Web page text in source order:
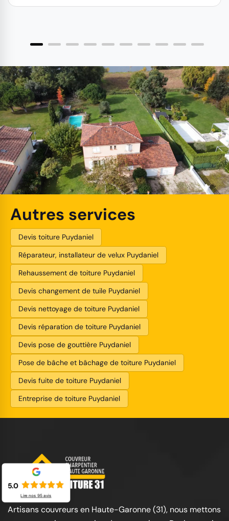
Autres services
Devis toiture Puydaniel
Réparateur, installateur de velux Puydaniel
Rehaussement de toiture Puydaniel
Devis changement de tuile Puydaniel
Devis nettoyage de toiture Puydaniel
Devis réparation de toiture Puydaniel
Devis pose de gouttière Puydaniel
Pose de bâche et bâchage de toiture Puydaniel
Devis fuite de toiture Puydaniel
Entreprise de toiture Puydaniel
Artisans couvreurs en Haute-Garonne (31), nous mettons
5.0
Lire nos 95avis